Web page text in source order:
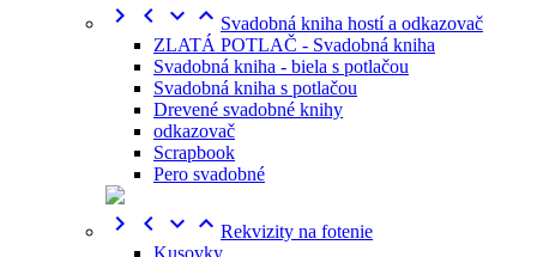
    Svadobná kniha hostí a odkazovač
ZLATÁ POTLAČ - Svadobná kniha
Svadobná kniha - biela s potlačou
Svadobná kniha s potlačou
Drevené svadobné knihy
odkazovač
Scrapbook
Pero svadobné
    Rekvizity na fotenie